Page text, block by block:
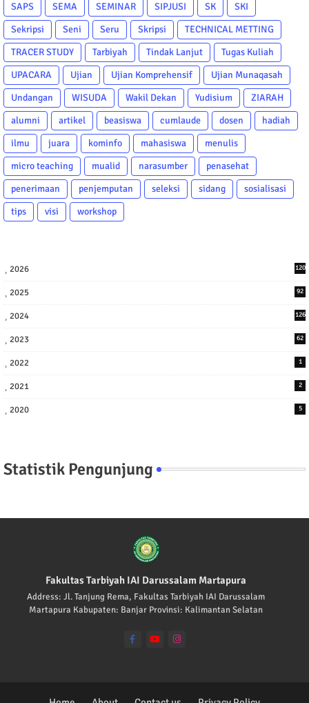
SAPS
SEMA SEMINAR SIPJUSI SK
SKI
Sekripsi
Seni Seru Skripsi
TECHNICAL METTING
TRACER STUDY
Tarbiyah Tindak Lanjut
Tugas Kuliah
UPACARA
Ujian Ujian Komprehensif
Ujian Munaqasah
Undangan
WISUDA Wakil Dekan Yudisium
ZIARAH
alumni
artikel beasiswa cumlaude dosen
hadiah
ilmu
juara kominfo mahasiswa
menulis
micro teaching
mualid narasumber
penasehat
penerimaan
penjemputan seleksi sidang
sosialisasi
tips
visi workshop
2026 120
2025 92
2024 126
2023 62
2022 1
2021 2
2020 5
Statistik Pengunjung
Fakultas Tarbiyah IAI Darussalam Martapura
Address: Jl. Tanjung Rema, Fakultas Tarbiyah IAI Darussalam
Martapura Kabupaten: Banjar Provinsi: Kalimantan Selatan